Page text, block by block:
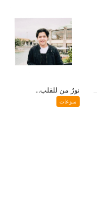
نورٌ من للقلب...
منوعات